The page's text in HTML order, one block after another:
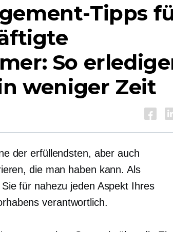
Tipps
So
weniger Zeit
der erfüllendsten, aber auch
die man haben kann. Als
für nahezu jeden Aspekt Ihres
verantwortlich.